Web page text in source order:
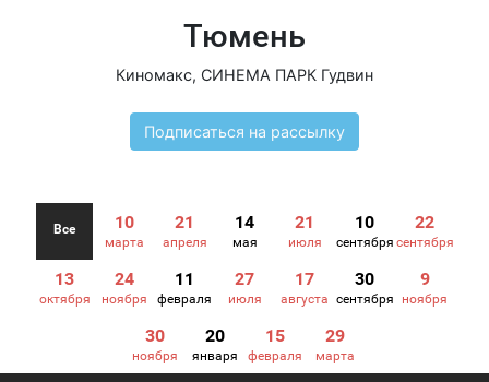
Тюмень
Киномакс, СИНЕМА ПАРК Гудвин
Подписаться на рассылку
Все 10
марта
21
апреля
14
мая
21
июля
10
сентября
22
сентября
13
октября
24
ноября
11
февраля
27
июля
17
августа
30
сентября
9
ноября
30
ноября
20
января
15
февраля
29
марта